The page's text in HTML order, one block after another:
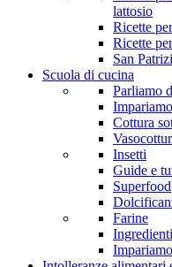
lattosio
Ricette
Ricette
San
Scuola di cucina
Parliamo
Cottura
Insetti
Guide e
Superfood
Farine
Ingredienti